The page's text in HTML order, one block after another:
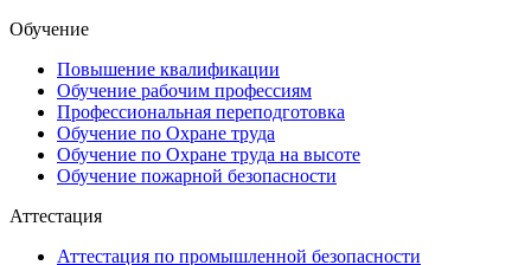
Обучение
Повышение квалификации
Обучение рабочим профессиям
Профессиональная переподготовка
Обучение по Охране труда
Обучение по Охране труда на высоте
Обучение пожарной безопасности
Аттестация
Аттестация по промышленной безопасности